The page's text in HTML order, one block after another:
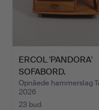
ERCOL 'PANDORA'
SOFABORD.
Opnåede hammerslag
2026
23 bud